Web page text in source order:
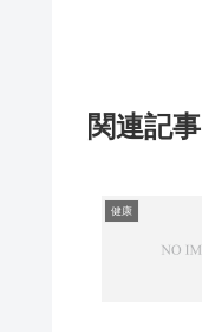
関連記事
健康